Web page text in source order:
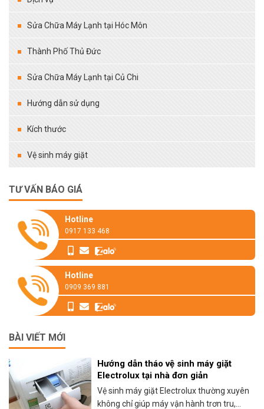
Sửa Chữa Máy Lạnh tại Hóc Môn
Thành Phố Thủ Đức
Sửa Chữa Máy Lạnh tại Củ Chi
Hướng dẫn sử dụng
Kích thước
Vệ sinh máy giặt
TƯ VẤN BÁO GIÁ
Hotline
0917 133 468
Hotline
0909 369 881
BÀI VIẾT MỚI
Hướng dẫn tháo vệ sinh máy giặt
Electrolux tại nhà đơn giản
Vệ sinh máy giặt Electrolux thường xuyên
không chỉ giúp máy vận hành trơn tru,...